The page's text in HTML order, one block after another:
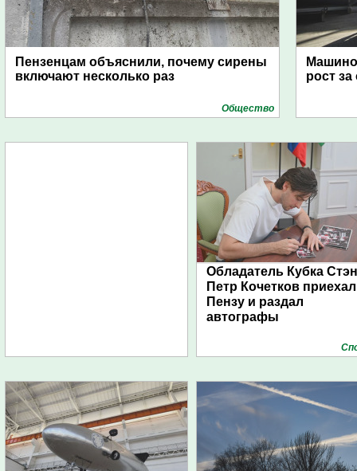
Пензенцам объяснили, почему сирены
включают несколько раз
Общество
рост за
Обладатель Кубка
Петр Кочетков
Пензу и раздал
автографы